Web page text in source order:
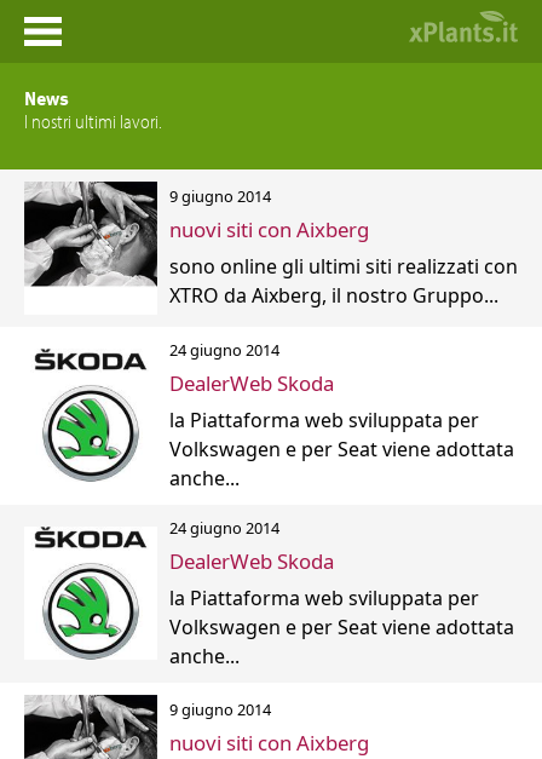
Home
Prodotti
Portfolio
Contatti
News
I nostri ultimi lavori.
9 giugno 2014
nuovi siti con Aixberg
sono online gli ultimi siti realizzati con
XTRO da Aixberg, il nostro Gruppo...
24 giugno 2014
DealerWeb Skoda
la Piattaforma web sviluppata per
Volkswagen e per Seat viene adottata
anche...
24 giugno 2014
DealerWeb Skoda
la Piattaforma web sviluppata per
Volkswagen e per Seat viene adottata
anche...
9 giugno 2014
nuovi siti con Aixberg